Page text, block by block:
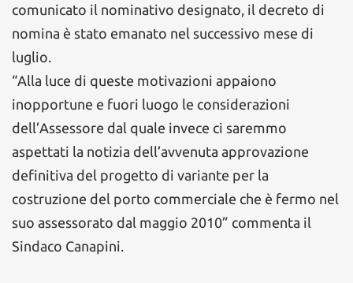
comunicato il nominativo designato, il decreto di
nomina è stato emanato nel successivo mese di
luglio.
“Alla luce di queste motivazioni appaiono
inopportune e fuori luogo le considerazioni
dell’Assessore dal quale invece ci saremmo
aspettati la notizia dell’avvenuta approvazione
definitiva del progetto di variante per la
costruzione del porto commerciale che è fermo nel
suo assessorato dal maggio 2010” commenta il
Sindaco Canapini.